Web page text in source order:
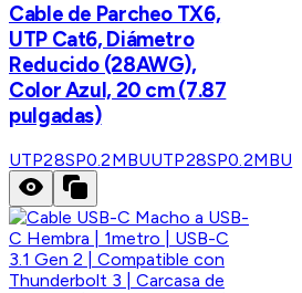
Cable de Parcheo TX6,
UTP Cat6, Diámetro
Reducido (28AWG),
Color Azul, 20 cm (7.87
pulgadas)
UTP28SP0.2MBUUTP28SP0.2MBU